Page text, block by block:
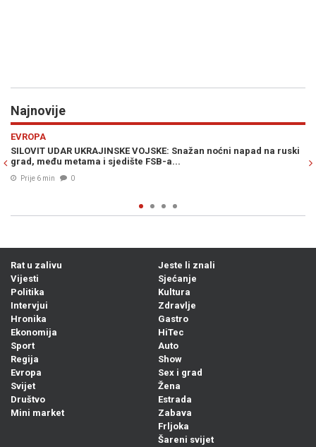
Najnovije
na ruski GORI NA BLISKOM ISTOKU: Snažne eksplozije u Saudijskoj
snimke NASA-e potvrđuju požare...
Prije 18 min
Rat u zalivu
Vijesti
Politika
Intervjui
Hronika
Ekonomija
Sport
Regija
Evropa
Svijet
Društvo
Mini market
Jeste li znali
Sjećanje
Kultura
Zdravlje
Gastro
HiTec
Auto
Show
Sex i grad
Žena
Estrada
Zabava
Frljoka
Šareni svijet